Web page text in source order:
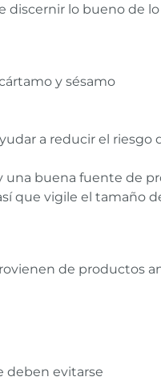
discernir lo bueno de
y sésamo
a reducir el
una buena fuente de
que vigile el tamaño
de productos
deben evitarse